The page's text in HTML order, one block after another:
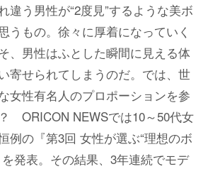
違う男性が“2度見”するような美ボ
うもの。徐々に厚着になっていく
、男性はふとした瞬間に見える体
寄せられてしまうのだ。では、世
女性有名人のプロポーションを参
ORICON NEWSでは10～50代女
例の『第3回 女性が選ぶ“理想のボ
発表。その結果、3年連続でモデ